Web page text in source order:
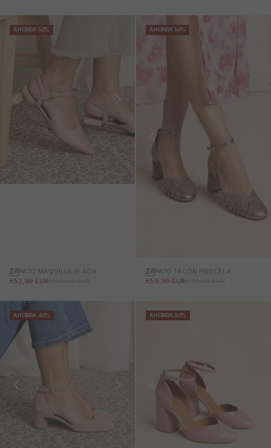
AHORRA 50%
ZAPATO MAQUILLAJE ADA
PRECIO DE OFERTA
€52,99 EURPRECIO NORMAL
€105,00 EUR
AHORRA 50%
ZAPATO TACÓN PRISCELA
PRECIO DE OFERTA
€59,99 EURPRECIO NORMAL
€119,00 EUR
AHORRA 40% AHORRA 30%